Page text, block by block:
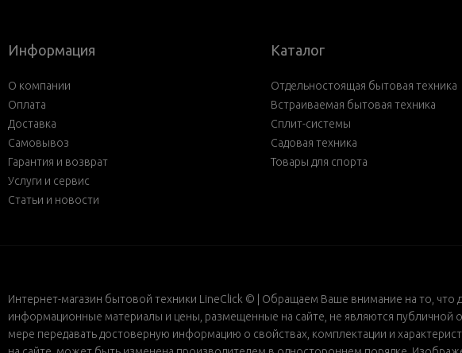
Информация
О компании
Оплата
Доставка
Самовывоз
Гарантия и возврат
Услуги и сервис
Статьи и новости
Каталог
Отдельностоящая бытовая техника
Встраиваемая бытовая техника
Сплит-системы
Садовая техника
Товары для спорта
Интернет-магазин бытовой техники LineClick © | Обращаем Ваше внимание на то,
информационные материалы и цены, размещенные на сайте, не являются
мере передавать достоверную информацию о свойствах, комплектации и